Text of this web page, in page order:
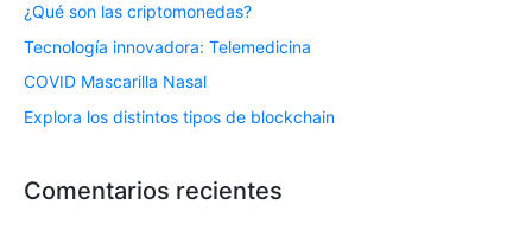
¿Qué son las criptomonedas?
Tecnología innovadora: Telemedicina
COVID Mascarilla Nasal
Explora los distintos tipos de blockchain
Comentarios recientes